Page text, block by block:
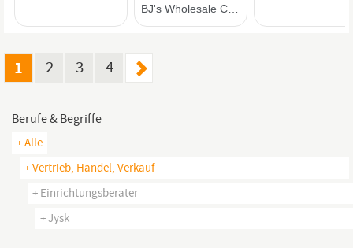
1 2 3 4
Berufe & Begriffe
+ Alle
+ Vertrieb, Handel, Verkauf
+ Einrichtungsberater
+ Jysk